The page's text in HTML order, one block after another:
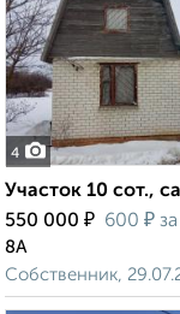
4
Участок 10 сот.,
550 000 ₽ 600 ₽
8А
Собственник,